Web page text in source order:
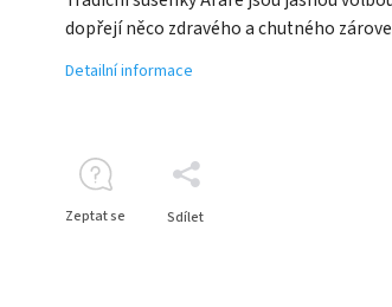
dopřejí něco zdravého a chutného
Detailní informace
Zeptat se Sdílet